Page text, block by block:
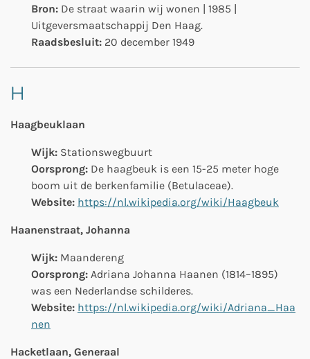
Bron: De straat waarin wij wonen | 1985 |
Uitgeversmaatschappij Den Haag.
Raadsbesluit: 20 december 1949
H
Haagbeuklaan
Wijk: Stationswegbuurt
Oorsprong: De haagbeuk is een 15-25 meter hoge
boom uit de berkenfamilie (Betulaceae).
Website: https://nl.wikipedia.org/wiki/Haagbeuk
Haanenstraat, Johanna
Wijk: Maandereng
Oorsprong: Adriana Johanna Haanen (1814–1895)
was een Nederlandse schilderes.
Website: https://nl.wikipedia.org/wiki/Adriana_Haa
nen
Hacketlaan, Generaal